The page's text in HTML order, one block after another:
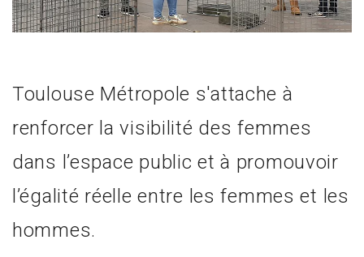
Toulouse Métropole s'attache à
renforcer la visibilité des femmes
dans l’espace public et à promouvoir
l’égalité réelle entre les femmes et les
hommes.